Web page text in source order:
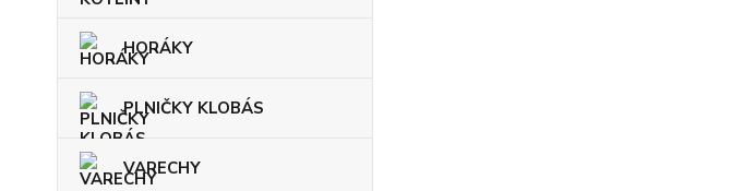
HORÁKY
PLNIČKY KLOBÁS
VARECHY